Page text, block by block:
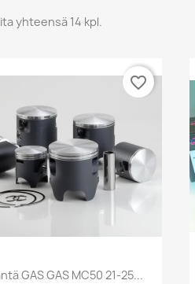
yhteensä 14 kpl.
Pikakatselu
GAS GAS MC50 21-25...
favorite_border